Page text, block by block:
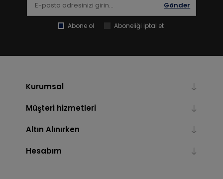
Gönder
Abone ol Aboneliği iptal et
Kurumsal
Müşteri hizmetleri
Altın Alınırken
Hesabım